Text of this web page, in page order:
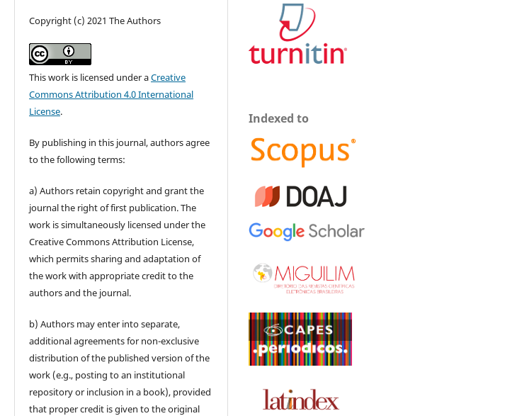
Copyright (c) 2021 The Authors
This work is licensed under aCreative
Commons Attribution 4.0 International
License.
By publishing in this journal, authors agree
to the following terms:
a) Authors retain copyright and grant the
journal the right of first publication. The
work is simultaneously licensed under the
Creative Commons Attribution License,
which permits sharing and adaptation of
the work with appropriate credit to the
authors and the journal.
b) Authors may enter into separate,
additional agreements for non-exclusive
distribution of the published version of the
work (e.g., posting to an institutional
repository or inclusion in a book), provided
that proper credit is given to the original
Indexed to